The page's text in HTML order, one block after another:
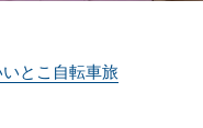
とこ自転車旅